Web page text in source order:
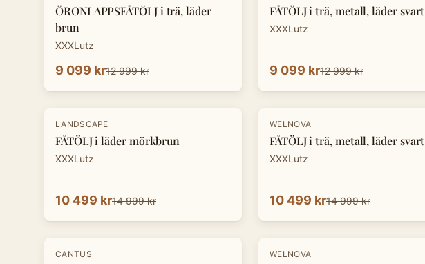
ÖRONLAPPSFÅTÖLJ i trä, läder
brun
XXXLutz
9 099 kr12 999 kr
FÅTÖLJ i trä, metall, läder svart
XXXLutz
9 099 kr12 999 kr
- 30%
LANDSCAPE
FÅTÖLJ i läder mörkbrun
XXXLutz
10 499 kr14 999 kr
-30 %
WELNOVA
FÅTÖLJ i trä, metall, läder svart
XXXLutz
10 499 kr14 999 kr
-30%
CANTUS -30 %
WELNOVA